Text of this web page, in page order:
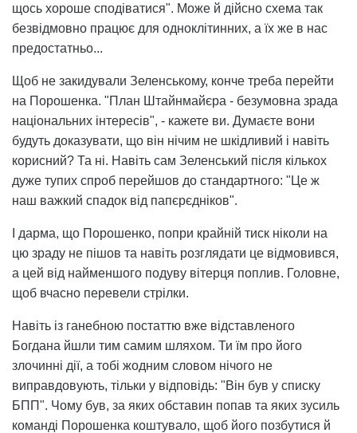
щось хороше сподіватися". Може й дійсно схема так
безвідмовно працює для одноклітинних, а їх же в нас
предостатньо...
Щоб не закидували Зеленському, конче треба перейти
на Порошенка. "План Штайнмайєра - безумовна зрада
національних інтересів", - кажете ви. Думаєте вони
будуть доказувати, що він нічим не шкідливий і навіть
корисний? Та ні. Навіть сам Зеленський після кількох
дуже тупих спроб перейшов до стандартного: "Це ж
наш важкий спадок від папєрєдніков".
І дарма, що Порошенко, попри крайній тиск ніколи на
цю зраду не пішов та навіть розглядати це відмовився,
а цей від найменшого подуву вітерця поплив. Головне,
щоб вчасно перевели стрілки.
Навіть із ганебною постаттю вже відставленого
Богдана йшли тим самим шляхом. Ти їм про його
злочинні дії, а тобі жодним словом нічого не
виправдовують, тільки у відповідь: "Він був у списку
БПП". Чому був, за яких обставин попав та яких зусиль
команді Порошенка коштувало, щоб його позбутися й